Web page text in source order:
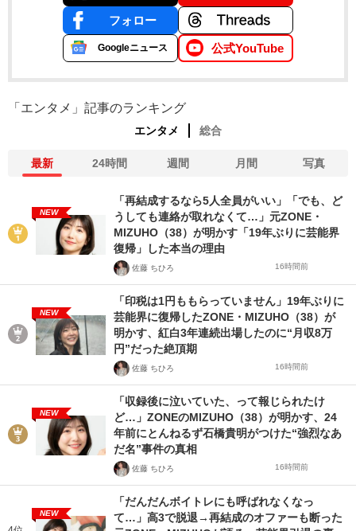
フォロー
Googleニュース 公式YouTube
「エンタメ」記事のランキング
エンタメ 総合
最新 24時間 週間 月間 写真
NEW
「再結成するなら5人全員がいい」「でも、ど
うしても連絡が取れなくて…」元ZONE・
MIZUHO（38）が明かす「19年ぶりに芸能界
復帰」した本当の理由
佐藤 ちひろ 16時間前
NEW
「印税は1円ももらっていません」19年ぶりに
芸能界に復帰したZONE・MIZUHO（38）が
明かす、紅白3年連続出場したのに“月収8万
円”だった絶頂期
佐藤 ちひろ 16時間前
NEW
「収録後に泣いていた、って報じられたけ
ど…」ZONEのMIZUHO（38）が明かす、24
年前にとんねるず石橋貴明がつけた“強烈なあ
だ名”事件の真相
佐藤 ちひろ 16時間前
NEW
「だんだんボイトレにも呼ばれなくなっ
て…」高3で脱退→再結成のオファーも断った